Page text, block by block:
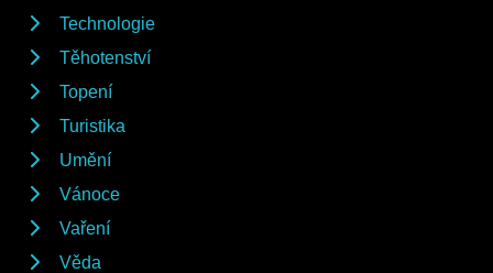
Technologie
Těhotenství
Topení
Turistika
Umění
Vánoce
Vaření
Věda